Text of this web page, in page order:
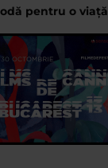
pentru o viață